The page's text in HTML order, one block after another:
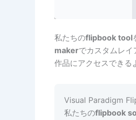
私たちのflipbook tool
makerでカスタムレ
作品にアクセスできる
Visual Paradigm
私たちのflipbook